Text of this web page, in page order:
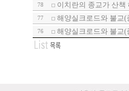
78 이치란의 종교가 산
77 해양실크로드와 불교
76 해양실크로드와 불교